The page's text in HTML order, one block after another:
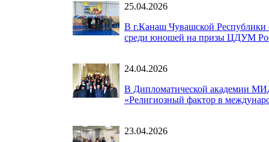
25.04.2026
В г.Канаш Чувашской Республики
среди юношей на призы ЦДУМ
24.04.2026
В Дипломатической академии
«Религиозный фактор в
23.04.2026